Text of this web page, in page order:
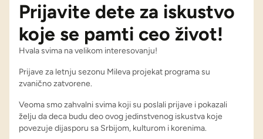
Prijavite dete za iskustvo
koje se pamti ceo život!
Hvala svima na velikom interesovanju!
Prijave za letnju sezonu Mileva projekat programa su
zvanično zatvorene.
Veoma smo zahvalni svima koji su poslali prijave i pokazali
želju da deca budu deo ovog jedinstvenog iskustva koje
povezuje dijasporu sa Srbijom, kulturom i korenima.